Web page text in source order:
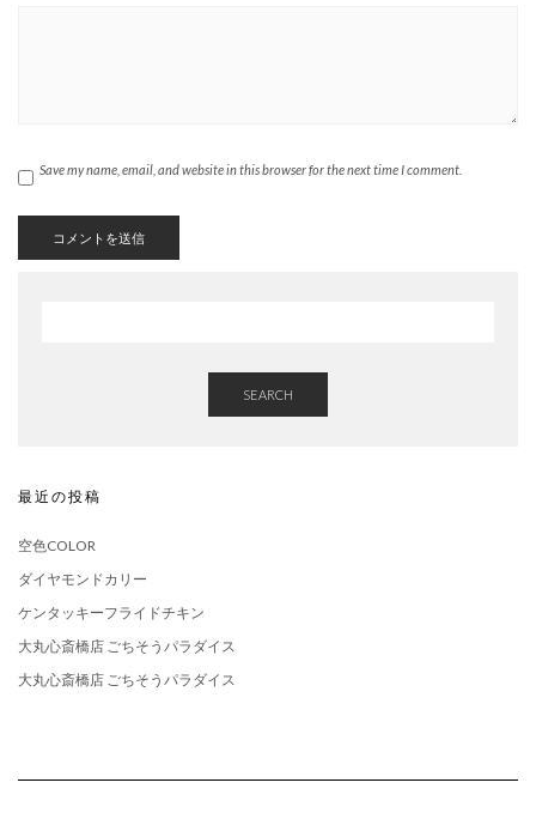
Save my name, email, and website in this browser for the next time I comment.
SEARCH
最近の投稿
空色COLOR
ダイヤモンドカリー
ケンタッキーフライドチキン
大丸心斎橋店 ごちそうパラダイス
大丸心斎橋店 ごちそうパラダイス